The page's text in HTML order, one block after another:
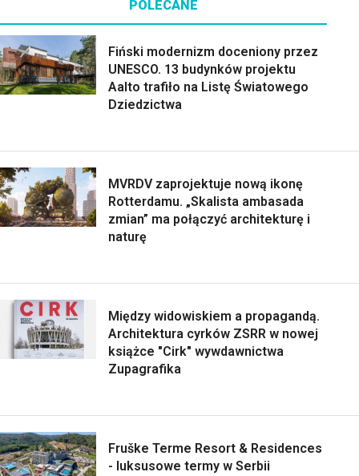
POLECANE
Fiński modernizm doceniony przez
UNESCO. 13 budynków projektu
Aalto trafiło na Listę Światowego
Dziedzictwa
MVRDV zaprojektuje nową ikonę
Rotterdamu. „Skalista ambasada
zmian” ma połączyć architekturę i
naturę
Między widowiskiem a propagandą.
Architektura cyrków ZSRR w nowej
książce "Cirk" wywdawnictwa
Zupagrafika
Fruške Terme Resort & Residences
- luksusowe termy w Serbii